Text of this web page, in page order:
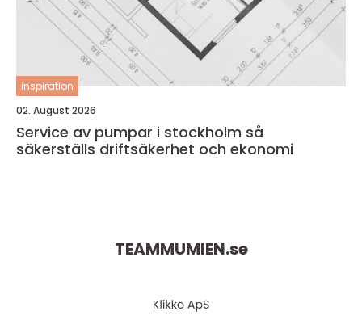
inspiration
02. August 2026
Service av pumpar i stockholm så
säkerställs driftsäkerhet och ekonomi
TEAMMUMIEN.se